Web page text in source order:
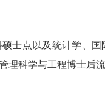
士点以及统计学、
理科学与工程博士后流